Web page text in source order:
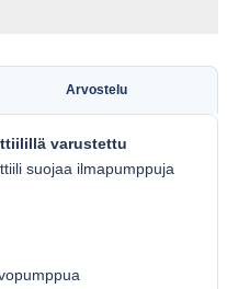
Arvostelu
varustettu
suojaa ilmapumppuja